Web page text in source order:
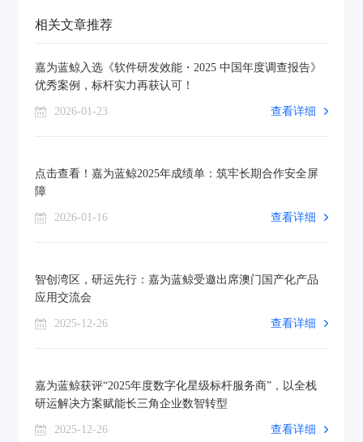
相关文章推荐
嘉为蓝鲸入选《软件研发效能・2025 中国年度调查报告》
优秀案例，标杆实力再获认可！
2026-01-23 查看详细
点击查看！嘉为蓝鲸2025年成绩单：筑牢长期合作安全屏
障
2026-01-16 查看详细
智创湾区，研运先行：嘉为蓝鲸受邀出席澳门国产化产品
应用交流会
2025-12-26 查看详细
嘉为蓝鲸获评“2025年度数字化星级标杆服务商”，以全栈
研运解决方案赋能长三角企业数智转型
2025-12-26 查看详细